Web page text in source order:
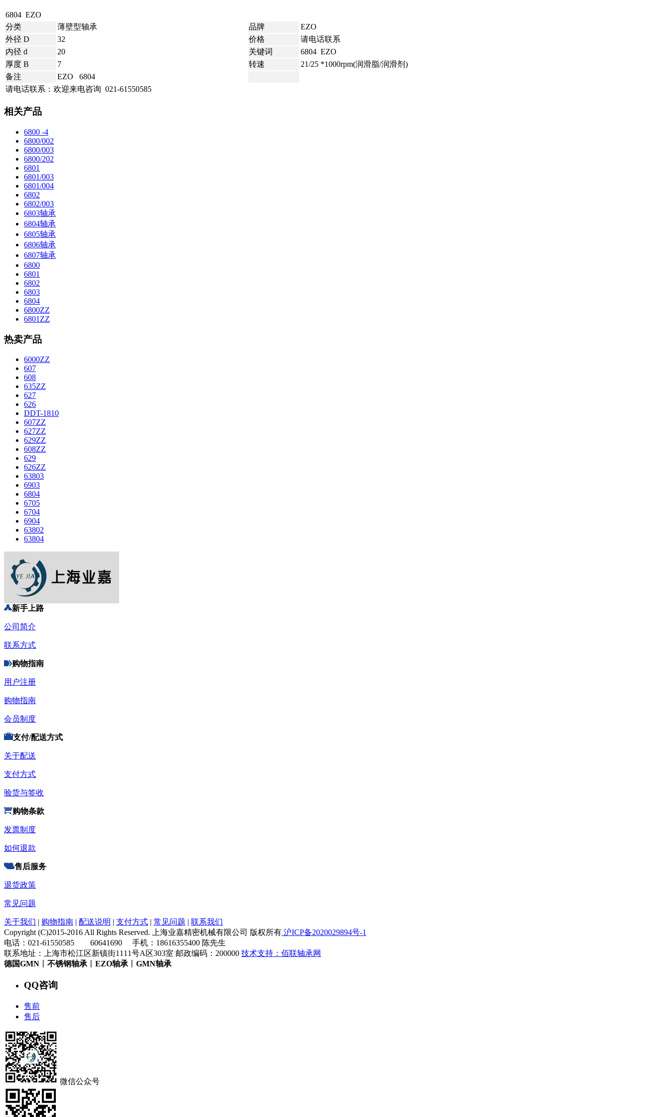
6804 EZO
分类
薄壁型轴承 品牌
EZO
外径 D
32 价格
请电话联系
内径 d
20 关键词
6804 EZO
厚度 B
7 转速
21/25 *1000rpm(润滑脂/润滑剂)
备注
EZO 6804
请电话联系：欢迎来电咨询 021-61550585
相关产品
6800 -4
6800/002
6800/003
6800/202
6801
6801/003
6801/004
6802
6802/003
6803轴承
6804轴承
6805轴承
6806轴承
6807轴承
6800
6801
6802
6803
6804
6800ZZ
6801ZZ
热卖产品
6000ZZ
607
608
635ZZ
627
626
DDT-1810
607ZZ
627ZZ
629ZZ
608ZZ
629
626ZZ
63803
6903
6804
6705
6704
6904
63802
63804
新手上路
公司简介
联系方式
购物指南
用户注册
购物指南
会员制度
支付/配送方式
关于配送
支付方式
验货与签收
购物条款
发票制度
如何退款
售后服务
退货政策
常见问题
关于我们 | 购物指南 | 配送说明 | 支付方式 | 常见问题 | 联系我们
Copyright (C)2015-2016 All Rights Reserved. 上海业嘉精密机械有限公司 版权所有 沪ICP备2020029894号-1
电话：021-61550585 60641690 手机：18616355400 陈先生
联系地址：上海市松江区新镇街1111号A区303室 邮政编码：200000 技术支持：佰联轴承网
德国GMN
不锈钢轴承 EZO轴承 GMN轴承
QQ咨询
售前
售后
微信公众号